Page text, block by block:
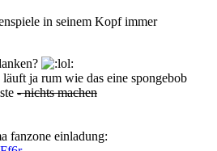
in seinem Kopf immer
ja rum wie das eine spongebob
- nichts machen
fanzone einladung: